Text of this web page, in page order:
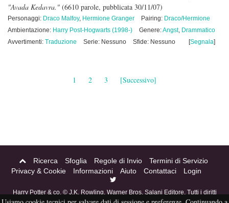
"Avada Kedavra." (6610 parole, pubblicata 30/11/07)
Personaggi: Draco Malfoy, Hermione Granger Pairing: Draco/Hermione
Ambientazione: Harry Post-Hogwarts (1998-) Genere:Angst, Drammatico
Avvertimenti: Traduzione Serie: Nessuno Sfide: Nessuno [Segnala]
1 2 3 [Successivo]
Ricerca Sfoglia Regole di Invio
Termini di Servizio
Privacy & Cookie
Informazioni Aiuto Contattaci Login
Harry Potter & co. © J.K. Rowling, Warner Bros, Salani Editore. Tutti i diritti
riservati. Acciofanfiction © 2004-2016. Questo sito non è a scopo di lucro,